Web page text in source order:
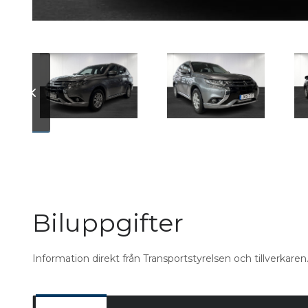
Biluppgifter
Information direkt från Transportstyrelsen och tillverkaren.